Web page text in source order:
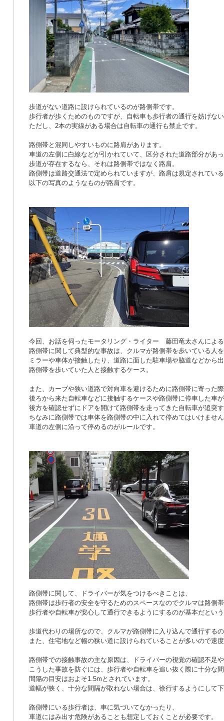
歩道がない道路に設けられているのが路側帯です。
歩行者が歩くためのものですが、自転車も歩行者の通行を妨げな
ただし、2本の実線がある場合は自転車の通行も禁止です。
路側帯と混同しやすいものに路肩があります。
車道の左側に白線などが引かれていて、区分された道路部分があ
歩道が存在するなら、それは路側帯ではなく路肩。
路側帯は道路交通法で定められていますが、路肩は規定されてい
以下の写真のようなものが路肩です。
今回、お話を伺ったモータリング・ライター 藤田竜太さんによ
路側帯に関して典型的な事故は、クルマが路側帯を歩いている人
ミラーや車体が接触したり、道路に面した駐車場や脇道などから
路側帯を歩いていた人と接触するケース。
また、カーブや狭い道路で対向車を避けるために路側帯に寄った
後ろから来た自転車などに接触するケースや路側帯に停車した車
後方を確認せずにドアを開けて路側帯を走ってきた自転車が追突
ちなみに路側帯では車体を路側帯の中に入れて停めてはいけませ
車道の左側に沿って停めるのがルールです。
路側帯に関して、ドライバーが気をつけるべきことは、
路側帯は歩行者の安全を守るためのスペースなのでクルマは路側
歩行者や自転車が安心して通行できるようにするのが基本だとい
歩道代わりの場所なので、クルマが路側帯に入り込んで通行する
また、住宅地など幅の狭い道に設けられていることが多いので速
路側帯での接触事故の主な原因は、ドライバーの視覚の確認不足
こうした事故を防ぐには、歩行者や自転車を追い抜く際に十分な
間隔の目安はおよそ1.5mとされています。
道幅が狭く、十分な間隔が取れない場合は、徐行するようにして
路側帯にいる歩行者は、車に気づいてなかったり、
車道にはみ出す危険があることも想定しておくことが必要です。